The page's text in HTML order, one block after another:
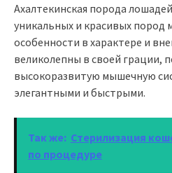
Ахалтекинская порода
уникальных и красивых
особенности в характере и
великолепны в своей грации,
высокоразвитую мышечную
элегантными и быстрыми.
Так же: Стерилизация
по процедуре